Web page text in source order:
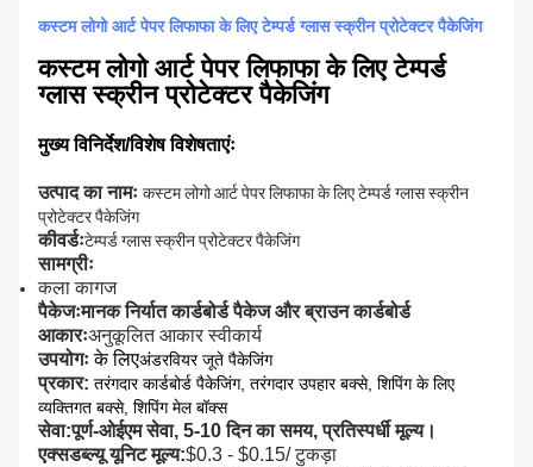
कस्टम लोगो आर्ट पेपर लिफाफा के लिए टेम्पर्ड ग्लास स्क्रीन प्रोटेक्टर पैकेजिंग
कस्टम लोगो आर्ट पेपर लिफाफा के लिए टेम्पर्ड
ग्लास स्क्रीन प्रोटेक्टर पैकेजिंग
मुख्य विनिर्देश/विशेष विशेषताएंः
उत्पाद का नामः कस्टम लोगो आर्ट पेपर लिफाफा के लिए टेम्पर्ड ग्लास स्क्रीन
प्रोटेक्टर पैकेजिंग
कीवर्डःटेम्पर्ड ग्लास स्क्रीन प्रोटेक्टर पैकेजिंग
सामग्रीः
कला कागज
पैकेजःमानक निर्यात कार्डबोर्ड पैकेज और ब्राउन कार्डबोर्ड
आकारःअनुकूलित आकार स्वीकार्य
उपयोगः के लिएअंडरवियर जूते पैकेजिंग
प्रकार: तरंगदार कार्डबोर्ड पैकेजिंग, तरंगदार उपहार बक्से, शिपिंग के लिए
व्यक्तिगत बक्से, शिपिंग मेल बॉक्स
सेवा:पूर्ण-ओईएम सेवा, 5-10 दिन का समय, प्रतिस्पर्धी मूल्य।
एक्सडब्ल्यू यूनिट मूल्य:$0.3 - $0.15/ टुकड़ा